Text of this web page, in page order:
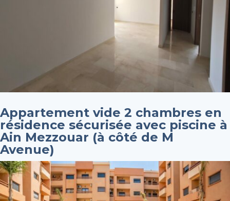
Appartement vide 2 chambres en
résidence sécurisée avec piscine à
Ain Mezzouar (à côté de M
Avenue)